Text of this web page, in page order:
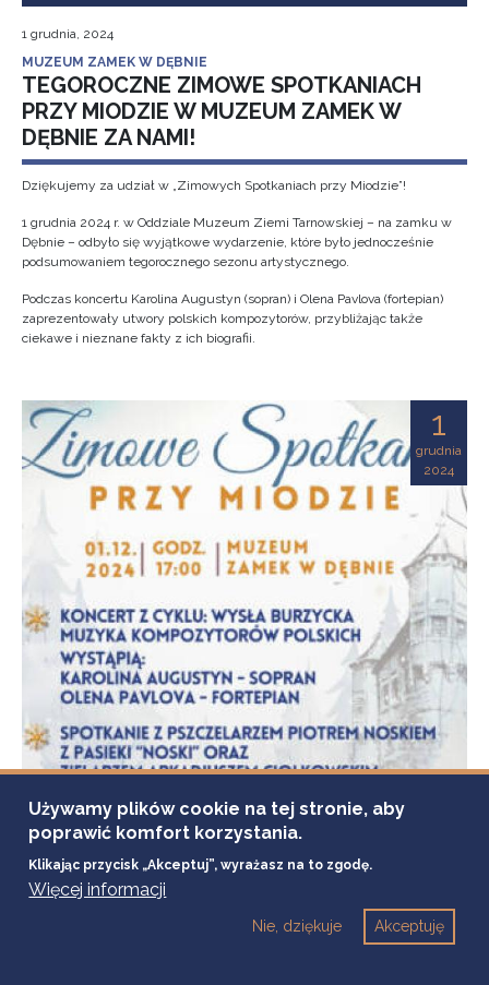
1 grudnia, 2024
MUZEUM ZAMEK W DĘBNIE
TEGOROCZNE ZIMOWE SPOTKANIACH
PRZY MIODZIE W MUZEUM ZAMEK W
DĘBNIE ZA NAMI!
Dziękujemy za udział w „Zimowych Spotkaniach przy Miodzie”!
1 grudnia 2024 r. w Oddziale Muzeum Ziemi Tarnowskiej – na zamku w
Dębnie – odbyło się wyjątkowe wydarzenie, które było jednocześnie
podsumowaniem tegorocznego sezonu artystycznego.
Podczas koncertu Karolina Augustyn (sopran) i Olena Pavlova (fortepian)
zaprezentowały utwory polskich kompozytorów, przybliżając także
ciekawe i nieznane fakty z ich biografii.
1
grudnia
2024
21 listopada, 2024
MUZEUM ZAMEK W DĘBNIE
ZIMOWE SPOTKANIA PRZY MIODZIE 1
Używamy plików cookie na tej stronie, aby
poprawić komfort korzystania.
Klikając przycisk „Akceptuj”, wyrażasz na to zgodę.
Więcej informacji
Akceptuję
Nie, dziękuje